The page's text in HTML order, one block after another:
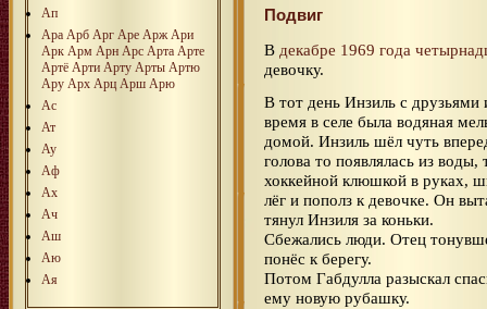
Ап
Ара Арб Арг Аре Арж Ари
Арк Арм Арн Арс Арта Арте
Артё Арти Арту Арты Артю
Ару Арх Арц Арш Арю
Ас
Ат
Ау
Аф
Ах
Ач
Аш
Аю
Ая
Подвиг
В декабре 1969 года
девочку.
В тот день Инзиль с
время в селе была водяная
домой. Инзиль шёл чуть
голова то появлялась из
хоккейной клюшкой в руках,
лёг и пополз к девочке. Он
тянул Инзиля за коньки.
Сбежались люди. Отец
понёс к берегу.
Потом Габдулла разыскал
ему новую рубашку.